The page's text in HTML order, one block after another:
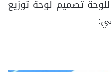
تصميم لوحة توزيع